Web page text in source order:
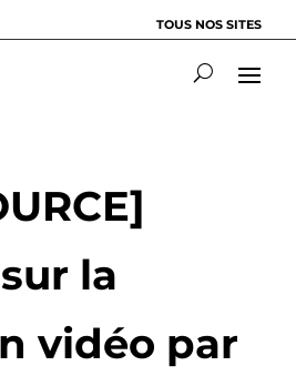
TOUS NOS SITES
la
vidéo par